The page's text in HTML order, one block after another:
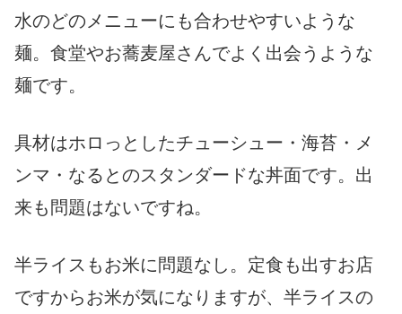
水のどのメニューにも合わせやすいような
麺。食堂やお蕎麦屋さんでよく出会うような
麺です。
具材はホロっとしたチューシュー・海苔・メ
ンマ・なるとのスタンダードな丼面です。出
来も問題はないですね。
半ライスもお米に問題なし。定食も出すお店
ですからお米が気になりますが、半ライスの